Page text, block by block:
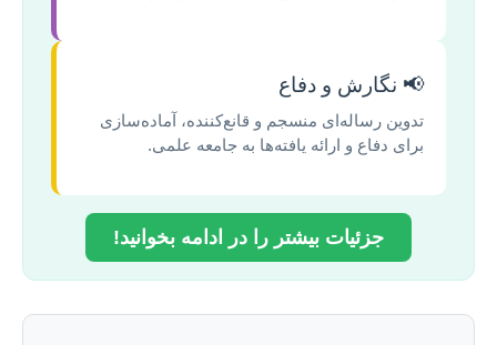
📢 نگارش و دفاع
تدوین رساله‌ای منسجم و قانع‌کننده، آماده‌سازی
برای دفاع و ارائه یافته‌ها به جامعه علمی.
جزئیات بیشتر را در ادامه بخوانید!